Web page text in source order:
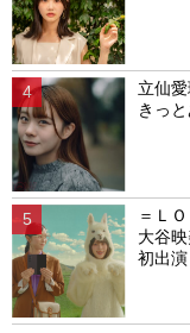
立仙
きっ
＝Ｌ
大谷
初出演